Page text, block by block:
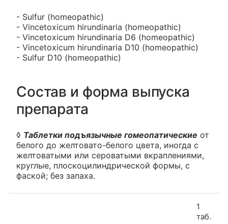
- Sulfur (homeopathic)
- Vincetoxicum hirundinaria (homeopathic)
- Vincetoxicum hirundinaria D6 (homeopathic)
- Vincetoxicum hirundinaria D10 (homeopathic)
- Sulfur D10 (homeopathic)
Состав и форма выпуска
препарата
◊ Таблетки подъязычные гомеопатические от
белого до желтовато-белого цвета, иногда с
желтоватыми или сероватыми вкраплениями,
круглые, плоскоцилиндрической формы, с
фаской; без запаха.
1
таб.